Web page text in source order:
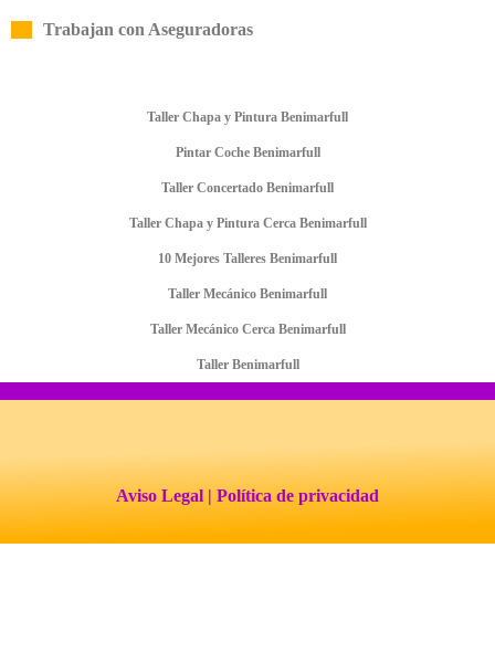
Trabajan con Aseguradoras
Taller Chapa y Pintura Benimarfull
Pintar Coche Benimarfull
Taller Concertado Benimarfull
Taller Chapa y Pintura Cerca Benimarfull
10 Mejores Talleres Benimarfull
Taller Mecánico Benimarfull
Taller Mecánico Cerca Benimarfull
Taller Benimarfull
Aviso Legal | Política de privacidad